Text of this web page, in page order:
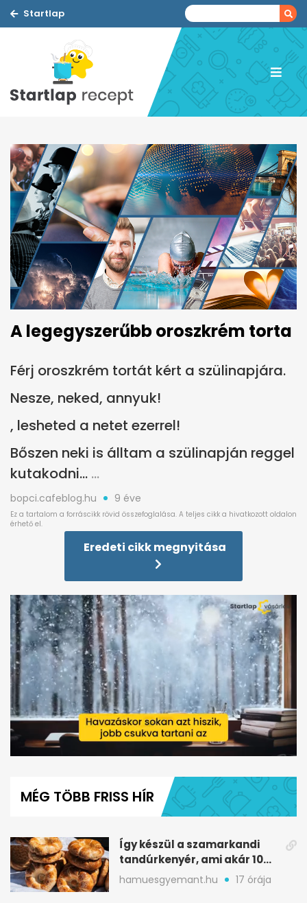
Startlap
A legegyszerűbb oroszkrém torta
Férj oroszkrém tortát kért a szülinapjára.
Nesze, neked, annyuk!
, lesheted a netet ezerrel!
Bőszen neki is álltam a szülinapján reggel
kutakodni...
bopci.cafeblog.hu 9 éve
Eredeti cikk megnyitása
minute,
MÉG TÖBB FRISS HÍR
Így készül a szamarkandi
tandúrkenyér, ami akár 10
napig is eláll
hamuesgyemant.hu 17 órája